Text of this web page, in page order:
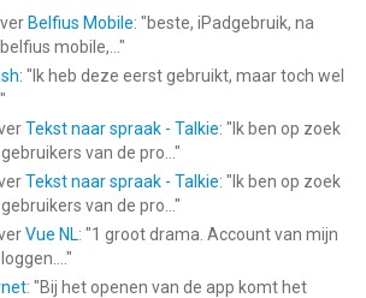
Belfius Mobile: "beste, iPadgebruik, na
mobile,... "
: " Ik heb deze eerst gebruikt, maar toch wel
"
Tekst naar spraak - Talkie: " Ik ben op zoek
van de pro... "
Tekst naar spraak - Talkie: " Ik ben op zoek
van de pro... "
Vue NL: "1 groot drama. Account van mijn
"
: "Bij het openen van de app komt het